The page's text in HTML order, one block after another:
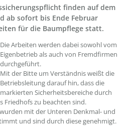
finden auf dem
ab sofort bis Ende Februar
für die Baumpflege statt.
Die Arbeiten werden dabei sowohl vom
Eigenbetrieb als auch von Fremdfirmen
durchgeführt.
Mit der Bitte um Verständnis weißt die
Betriebsleitung darauf hin, dass die
markierten Sicherheitsbereiche durch
Friedhofs zu beachten sind.
mit der Unteren Denkmal- und
und sind durch diese genehmigt.